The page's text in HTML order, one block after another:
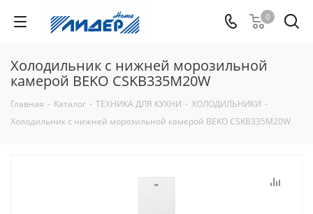
0
Холодильник с нижней морозильной
камерой BEKO CSKB335M20W
Главная - Каталог - ТЕХНИКА ДЛЯ КУХНИ - ХОЛОДИЛЬНИКИ -
Холодильник с нижней морозильной камерой BEKO CSKB335M20W